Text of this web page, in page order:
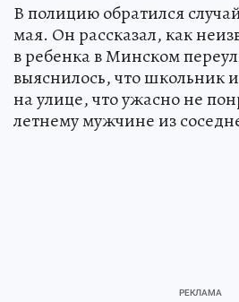
В полицию обратился
мая. Он рассказал, как
в ребенка в Минском
выяснилось, что школьник
на улице, что ужасно не
летнему мужчине из